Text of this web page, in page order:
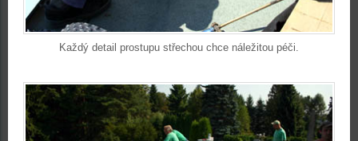
Každý detail prostupu střechou chce náležitou péči.